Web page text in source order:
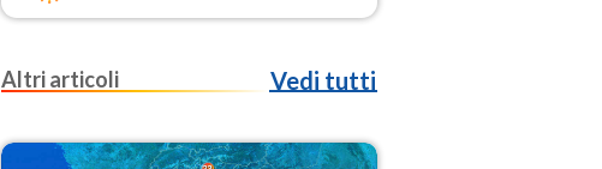
Altri articoli Vedi tutti